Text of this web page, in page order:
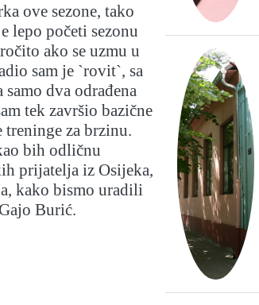
ove sezone, tako
lepo početi sezonu
ako se uzmu u
sam je `rovit`, sa
dva odrađena
tek završio bazične
treninge za brzinu.
bih odličnu
prijatelja iz Osijeka,
kako bismo uradili
Burić.